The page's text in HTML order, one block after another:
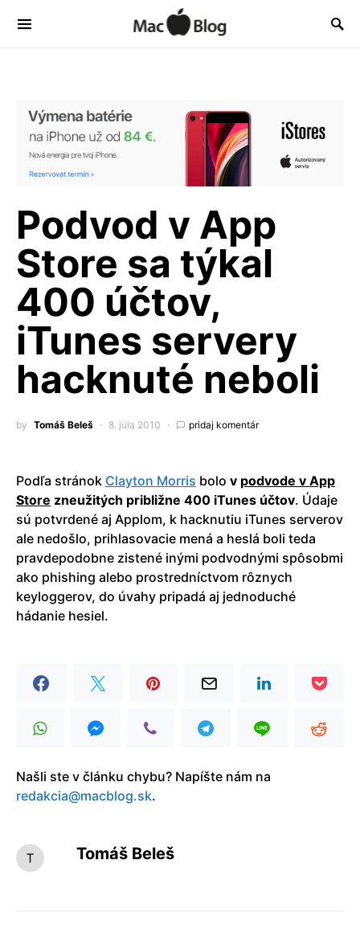
Podvod v App
Store sa týkal
400 účtov,
iTunes servery
hacknuté neboli
by Tomáš Beleš 8. júla 2010 pridaj komentár
Podľa stránok Clayton Morris bolo v podvode v App
Store zneužitých približne 400 iTunes účtov. Údaje
sú potvrdené aj Applom, k hacknutiu iTunes serverov
ale nedošlo, prihlasovacie mená a heslá boli teda
pravdepodobne zistené inými podvodnými spôsobmi
ako phishing alebo prostredníctvom rôznych
keyloggerov, do úvahy pripadá aj jednoduché
hádanie hesiel.
Našli ste v článku chybu? Napíšte nám na
redakcia@macblog.sk.
Tomáš Beleš